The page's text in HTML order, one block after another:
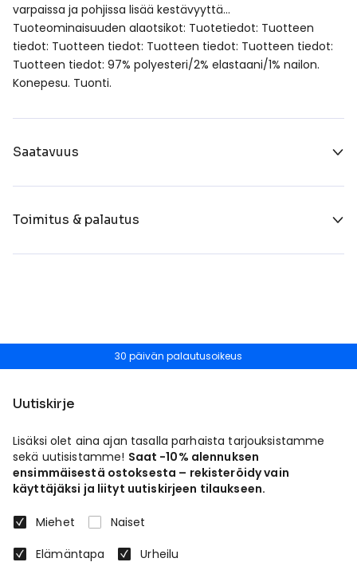
varpaissa ja pohjissa lisää kestävyyttä…
Tuoteominaisuuden alaotsikot: Tuotetiedot: Tuotteen
tiedot: Tuotteen tiedot: Tuotteen tiedot: Tuotteen tiedot:
Tuotteen tiedot: 97% polyesteri/2% elastaani/1% nailon.
Konepesu. Tuonti.
Saatavuus
Toimitus & palautus
30 päivän palautusoikeus
Uutiskirje
Lisäksi olet aina ajan tasalla parhaista tarjouksistamme
sekä uutisistamme! Saat -10% alennuksen
ensimmäisestä ostoksesta – rekisteröidy vain
käyttäjäksi ja liityt uutiskirjeen tilaukseen.
Miehet
Naiset
Elämäntapa
Urheilu